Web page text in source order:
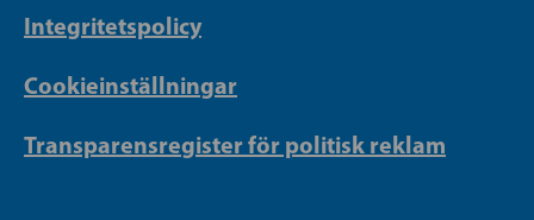
Integritetspolicy
Cookieinställningar
Transparensregister för politisk reklam